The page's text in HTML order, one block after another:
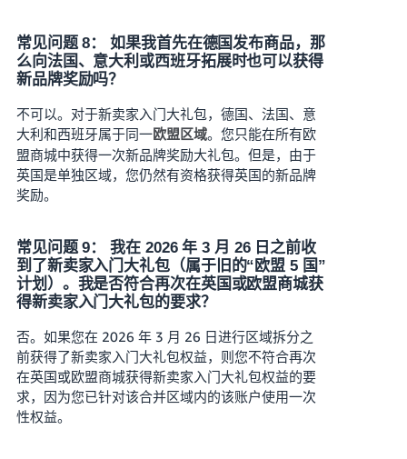
常见问题 8： 如果我首先在德国发布商品，那
么向法国、意大利或西班牙拓展时也可以获得
新品牌奖励吗？
不可以。对于新卖家入门大礼包，德国、法国、意
大利和西班牙属于同一欧盟区域。您只能在所有欧
盟商城中获得一次新品牌奖励大礼包。但是，由于
英国是单独区域，您仍然有资格获得英国的新品牌
奖励。
常见问题 9： 我在 2026 年 3 月 26 日之前收
到了新卖家入门大礼包（属于旧的“欧盟 5 国”
计划）。我是否符合再次在英国或欧盟商城获
得新卖家入门大礼包的要求？
否。如果您在 2026 年 3 月 26 日进行区域拆分之
前获得了新卖家入门大礼包权益，则您不符合再次
在英国或欧盟商城获得新卖家入门大礼包权益的要
求，因为您已针对该合并区域内的该账户使用一次
性权益。